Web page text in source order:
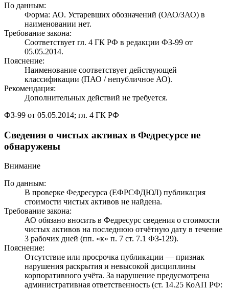
По данным:
Форма: АО. Устаревших обозначений (ОАО/ЗАО) в
наименовании нет.
Требование закона:
Соответствует гл. 4 ГК РФ в редакции ФЗ-99 от
05.05.2014.
Пояснение:
Наименование соответствует действующей
классификации (ПАО / непубличное АО).
Рекомендация:
Дополнительных действий не требуется.
ФЗ-99 от 05.05.2014; гл. 4 ГК РФ
Сведения о чистых активах в Федресурсе не
обнаружены
Внимание
По данным:
В проверке Федресурса (ЕФРСФДЮЛ) публикация
стоимости чистых активов не найдена.
Требование закона:
АО обязано вносить в Федресурс сведения о стоимости
чистых активов на последнюю отчётную дату в течение
3 рабочих дней (пп. «к» п. 7 ст. 7.1 ФЗ-129).
Пояснение:
Отсутствие или просрочка публикации — признак
нарушения раскрытия и невысокой дисциплины
корпоративного учёта. За нарушение предусмотрена
административная ответственность (ст. 14.25 КоАП РФ: